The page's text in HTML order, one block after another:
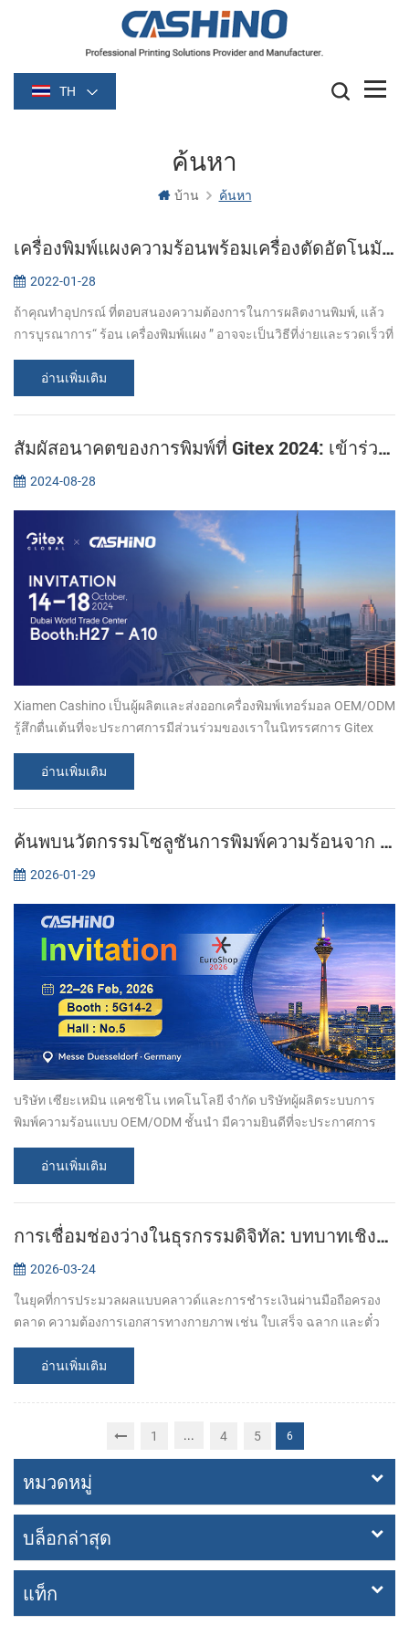
TH
ค้นหา
บ้าน ค้นหา
เครื่องพิมพ์แผงความร้อนพร้อมเครื่องตัดอัตโนมัติคืออะไร?
2022-01-28
ถ้าคุณทำอุปกรณ์ ที่ตอบสนองความต้องการในการผลิตงานพิมพ์, แล้ว
การบูรณาการ“ ร้อน เครื่องพิมพ์แผง ” อาจจะเป็นวิธีที่ง่ายและรวดเร็วที่
การติ...อ่านเพิ่มเติม
สัมผัสอนาคตของการพิมพ์ที่ Gitex 2024: เข้าร่วม Xiamen CASHINO
2024-08-28
Xiamen Cashino เป็นผู้ผลิตและส่งออกเครื่องพิมพ์เทอร์มอล OEM/ODM
รู้สึกตื่นเต้นที่จะประกาศการมีส่วนร่วมของเราในนิทรรศการ Gitex
2024 อันทรงเกียรติในดูไบ ในฐานะผู้ผลิตที่ได้รับความนิยมใน
อุตสาหกรรมการพิมพ...
อ่านเพิ่มเติม
ค้นพบนวัตกรรมโซลูชันการพิมพ์ความร้อนจาก Xiamen Cashino ที่งาน EuroShop 2026
2026-01-29
บริษัท เซียะเหมิน แคชชิโน เทคโนโลยี จำกัด บริษัทผู้ผลิตระบบการ
พิมพ์ความร้อนแบบ OEM/ODM ชั้นนำ มีความยินดีที่จะประกาศการ
ทุกท่านมาร่วมงานกั...
อ่านเพิ่มเติม
การเชื่อมช่องว่างในธุรกรรมดิจิทัล: บทบาทเชิงกลยุทธ์ของโซลูชันการพิมพ์เฉพาะทาง
2026-03-24
ในยุคที่การประมวลผลแบบคลาวด์และการชำระเงินผ่านมือถือครอง
ตลาด ความต้องการเอกสารทางกายภาพ เช่น ใบเสร็จ ฉลาก และตั๋ว
ตั้งแต่ร้านค้าปลีกที่ดำเนินงานอ...
อ่านเพิ่มเติม
1 ... 4 5 6
หมวดหมู่
บล็อกล่าสุด
แท็ก